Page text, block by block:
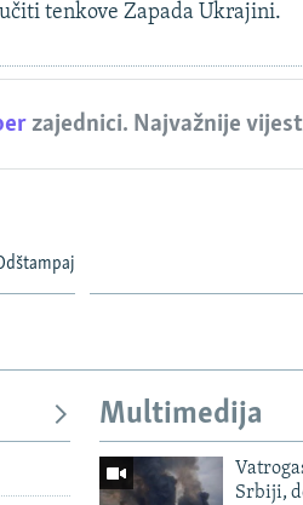
tenkove Zapada Ukrajini.
zajednici. Najvažnije
Multimedija
Srbiji,